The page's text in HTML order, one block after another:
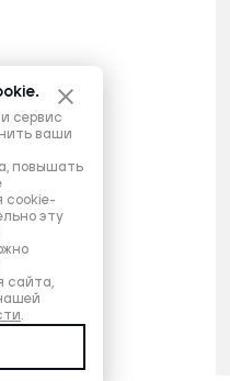
сервис
ваши
повышать
cookie-
эту
сайта,
.